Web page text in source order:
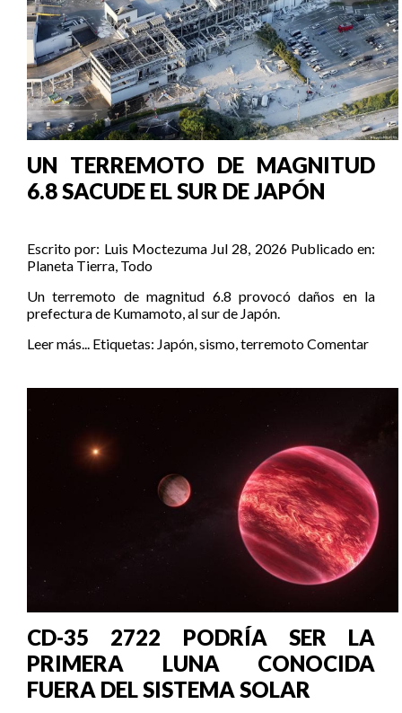
UN TERREMOTO DE MAGNITUD
6.8 SACUDE EL SUR DE JAPÓN
Escrito por: Luis Moctezuma Jul 28, 2026 Publicado en:
Planeta Tierra, Todo
Un terremoto de magnitud 6.8 provocó daños en la
prefectura de Kumamoto, al sur de Japón.
Leer más... Etiquetas: Japón,sismo,terremotoComentar
CD-35 2722 PODRÍA SER LA
PRIMERA LUNA CONOCIDA
FUERA DEL SISTEMA SOLAR